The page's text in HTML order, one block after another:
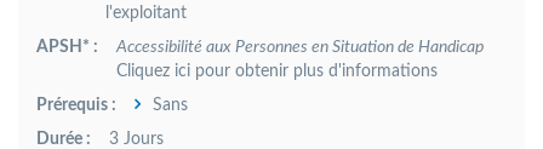
l'exploitant
APSH* :
Accessibilité aux Personnes en Situation de Handicap
Cliquez ici pour obtenir plus d'informations
Prérequis :
Sans
Durée :
3 Jours